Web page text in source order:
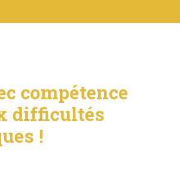
compétence
difficultés
!